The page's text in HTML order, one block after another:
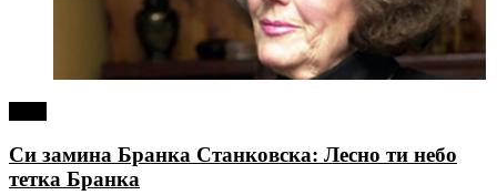
Си замина Бранка Станковска: Лесно ти небо
тетка Бранка